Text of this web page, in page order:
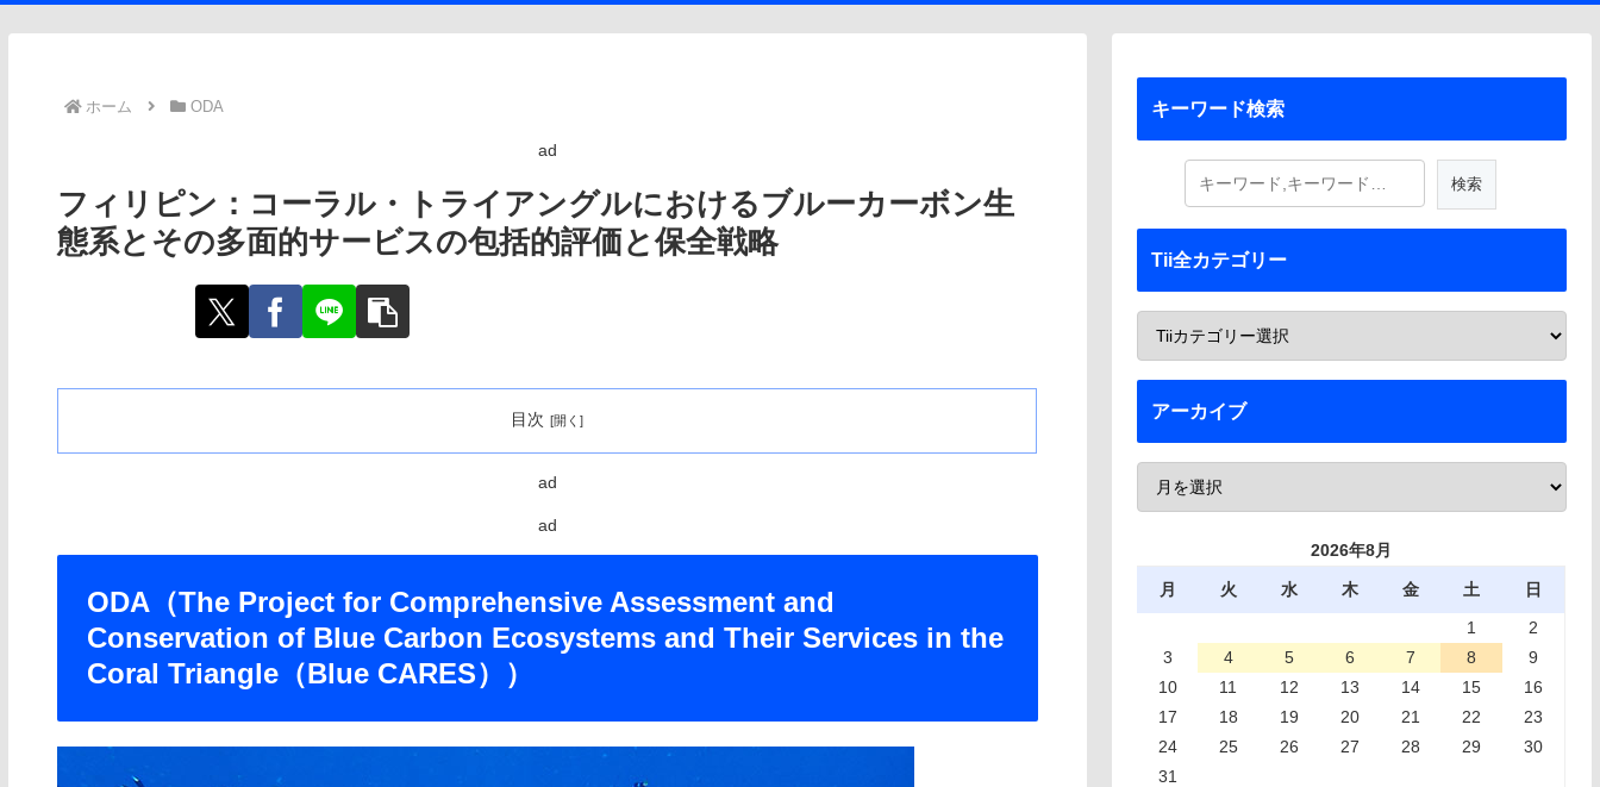
ホーム ODA
ad
フィリピン：コーラル・トライアングルにおけるブルーカーボン生
態系とその多面的サービスの包括的評価と保全戦略
目次
ad
ad
ODA（The Project for Comprehensive Assessment and
Conservation of Blue Carbon Ecosystems and Their Services in the
Coral Triangle（Blue CARES））
キーワード検索
Tii全カテゴリー
アーカイブ
2026年8月
月 火 水 木 金 土
日
1
2
3
4 5 6 7 8
9
10
11 12 13 14 15
16
17
18 19 20 21 22
23
24
25 26 27 28 29
30
31